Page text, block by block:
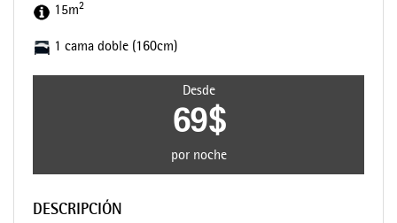
15m2
1 cama doble (160cm)
Desde
69$
por noche
DESCRIPCIÓN